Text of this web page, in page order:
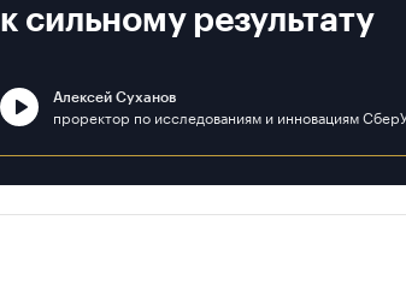
к сильному результату
Алексей Суханов